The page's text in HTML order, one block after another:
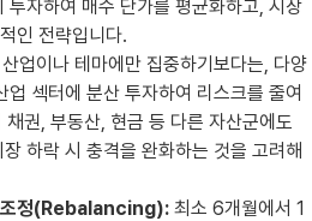
투자하여 매수 단가를 평균화하고, 시장
인 전략입니다.
업이나 테마에만 집중하기보다는, 다양
업 섹터에 분산 투자하여 리스크를 줄여
권, 부동산, 현금 등 다른 자산군에도
하락 시 충격을 완화하는 것을 고려해
조정(Rebalancing): 최소 6개월에서 1